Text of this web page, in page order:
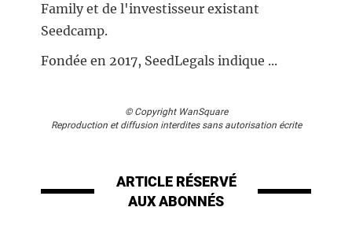
Family et de l'investisseur existant
Seedcamp.
Fondée en 2017, SeedLegals indique ...
© Copyright WanSquare
Reproduction et diffusion interdites sans autorisation écrite
ARTICLE RÉSERVÉ
AUX ABONNÉS